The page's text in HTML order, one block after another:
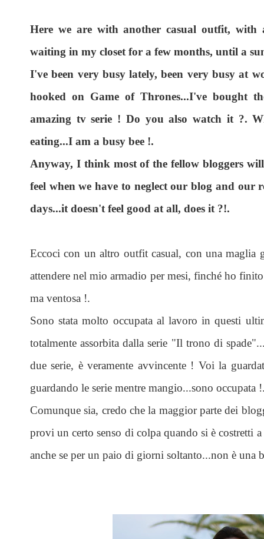
Here we are with another casual outfit, with
waiting in my closet for a few months, until a
I've been very busy lately, been very busy at
hooked on Game of Thrones...I've bought
amazing tv serie ! Do you also watch it ?.
eating...I am a busy bee !.
Anyway, I think most of the fellow bloggers
feel when we have to neglect our blog and our
days...it doesn't feel good at all, does it ?!.
Eccoci con un altro outfit casual, con una maglia
attendere nel mio armadio per mesi, finché ho
ma ventosa !.
Sono stata molto occupata al lavoro in questi
totalmente assorbita dalla serie "Il trono di
due serie, è veramente avvincente ! Voi la
guardando le serie mentre mangio...sono occupata
Comunque sia, credo che la maggior parte dei
provi un certo senso di colpa quando si è costretti
anche se per un paio di giorni soltanto...non è una